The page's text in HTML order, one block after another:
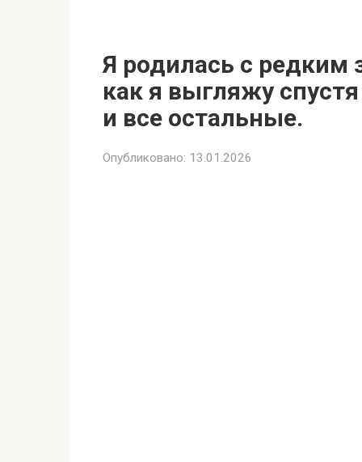
Я родилась с редким
как я выгляжу
и все остальные.
Опубликовано: 13.01.2026